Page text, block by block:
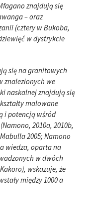
znajdują się
– oraz
(cztery w Bukoba,
w dystrykcie
się na granitowych
znalezionych we
naskalnej znajdują się
malowane
i potencją wśród
2010a, 2010b,
2005; Namono
wiedza, oparta na
w dwóch
wskazuje, że
między 1000 a